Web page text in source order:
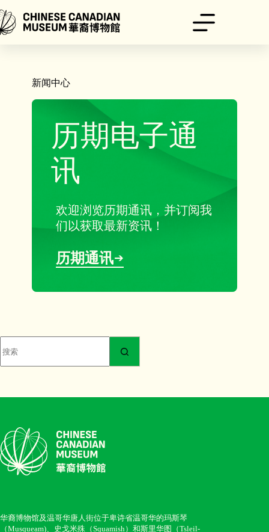
至
内
新闻中心
历期电子通
讯
欢迎浏览历期通讯，并订阅我
们以获取最新资讯！
历期通讯
结
果
华裔博物馆及温哥华唐人街位于卑诗省温哥华的玛斯琴
（Musqueam)、史戈米殊（Squamish）和斯里华图（Tsleil-